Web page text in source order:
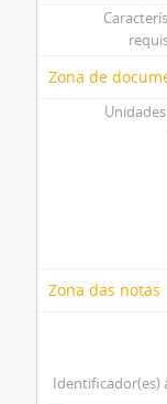
Zona de
Zona das notas
Identificador(es)